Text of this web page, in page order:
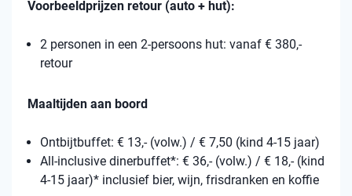
Voorbeeldprijzen retour (auto + hut):
2 personen in een 2-persoons hut: vanaf € 380,-
retour
Maaltijden aan boord
Ontbijtbuffet: € 13,- (volw.) / € 7,50 (kind 4-15 jaar)
All-inclusive dinerbuffet*: € 36,- (volw.) / € 18,- (kind
4-15 jaar)* inclusief bier, wijn, frisdranken en koffie